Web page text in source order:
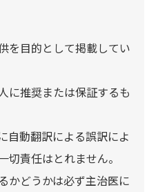
を目的として掲載してい
に推奨または保証するも
自動翻訳による誤訳によ
切責任はとれません。
かどうかは必ず主治医に